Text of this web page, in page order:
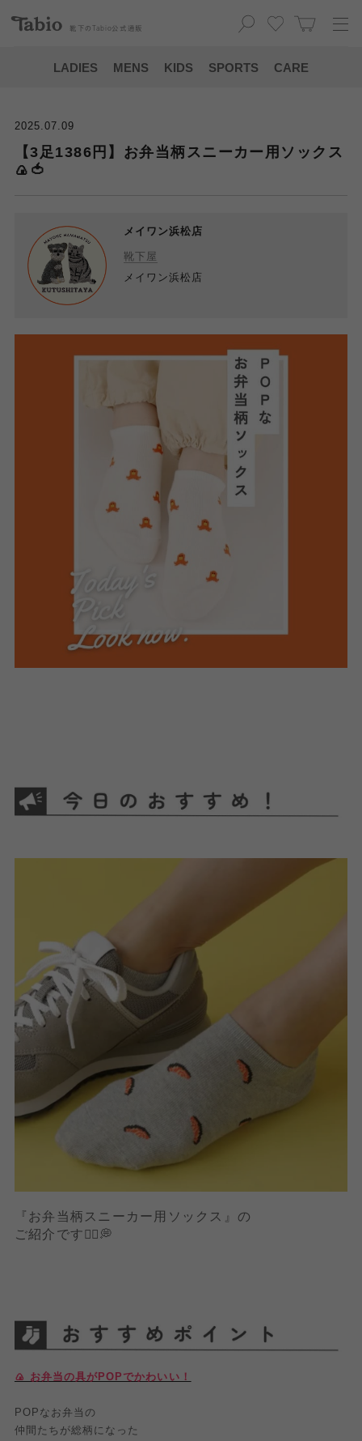
靴下の Tabio 公式通販
LADIES MENS KIDS SPORTS CARE
2025.07.09
【3足1386円】お弁当柄スニーカー用ソックス
🍙🍅
メイワン浜松店
靴下屋
メイワン浜松店
『お弁当柄スニーカー用ソックス』の
ご紹介です💁‍♀️💭
🍙 お弁当の具がPOPでかわいい！
POPなお弁当の
仲間たちが総柄になった